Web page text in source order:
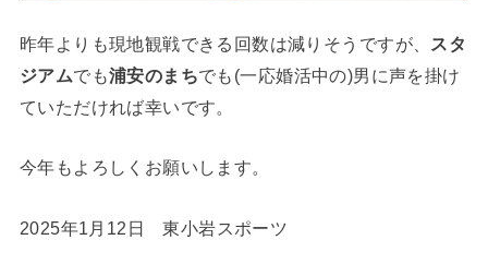
昨年よりも現地観戦できる回数は減りそうですが、 スタ
ジアムでも浦安のまちでも(一応婚活中の)男に声を掛け
ていただければ幸いです。
今年もよろしくお願いします。
2025年1月12日 東小岩スポーツ